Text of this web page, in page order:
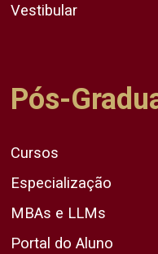
Vestibular
Pós-
Cursos
Especialização
MBAs e LLMs
Portal do Aluno